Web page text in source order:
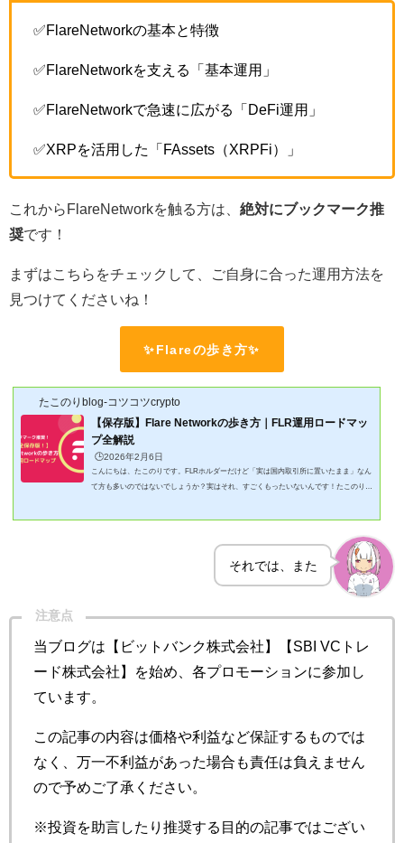
✅FlareNetworkの基本と特徴
✅️FlareNetworkを支える「基本運用」
✅️FlareNetworkで急速に広がる「DeFi運用」
✅️XRPを活用した「FAssets（XRPFi）」
これからFlareNetworkを触る方は、 絶対にブックマーク推
奨です！
まずはこちらをチェックして、ご自身に合った運用方法を
見つけてくださいね！
✨Flareの歩き方✨
たこのりblog-コツコツcrypto
【保存版】Flare Networkの歩き方｜FLR運用ロードマッ
プ全解説
🕒️2026年2月6日
こんにちは、たこのりです。FLRホルダーだけど「実は国内取引所に置いたまま」なん
て方も多いのではないでしょうか？実はそれ、すごくもったいないんです！たこのりセ
ね。)そこで今回は、Flare公認コミュニティ（FJC）を運営するぼくが、Flare Network
それでは、また
注意点
当ブログは【ビットバンク株式会社】【SBI VCトレ
ード株式会社】を始め、各プロモーションに参加し
ています。
この記事の内容は価格や利益など保証するものでは
なく、万一不利益があった場合も責任は負えません
ので予めご了承ください。
※投資を助言したり推奨する目的の記事ではござい